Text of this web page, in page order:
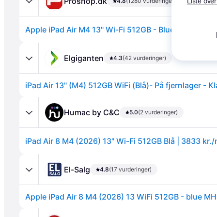
Apple iPad Air M4 13" Wi-Fi 512GB - Blue
Elgiganten 4.3(42 vurderinger)
iPad Air 13" (M4) 512GB WiFi (Blå)- På fjernlager -
Humac by C&C 5.0(2 vurderinger)
El-Salg 4.8(17 vurderinger)
Apple iPad Air 8 M4 (2026) 13 WiFi 512GB - blue